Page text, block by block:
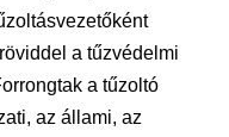
a tűzvédelmi
a tűzoltó
az állami, az